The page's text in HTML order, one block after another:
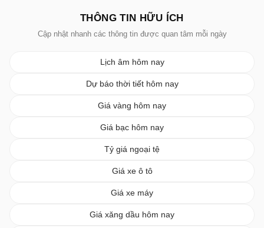
THÔNG TIN HỮU ÍCH
Cập nhật nhanh các thông tin được quan tâm mỗi ngày
Lịch âm hôm nay
Dự báo thời tiết hôm nay
Giá vàng hôm nay
Giá bạc hôm nay
Tỷ giá ngoại tệ
Giá xe ô tô
Giá xe máy
Giá xăng dầu hôm nay